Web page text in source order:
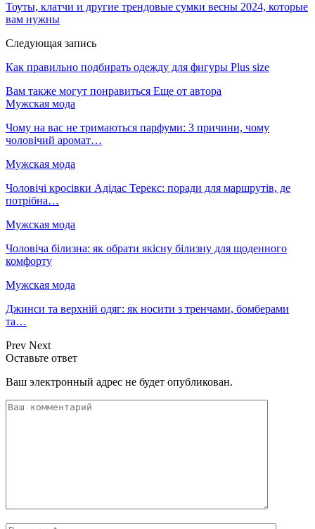
Тоуты, клатчи и другие трендовые сумки весны 2024, которые
вам нужны
Следующая запись
Как правильно подбирать одежду для фигуры Plus size
Вам также могут понравиться Еще от автора
Мужская мода
Чому на вас не тримаються парфуми: 3 причини, чому
чоловічий аромат…
Мужская мода
Чоловічі кросівки Адідас Терекс: поради для маршрутів, де
потрібна…
Мужская мода
Чоловіча білизна: як обрати якісну білизну для щоденного
комфорту
Мужская мода
Джинси та верхній одяг: як носити з тренчами, бомберами
та…
Prev Next
Оставьте ответ
Ваш электронный адрес не будет опубликован.